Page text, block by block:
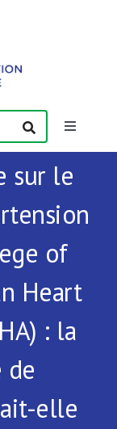
Toggle
sur le
of
Heart
: la
de
elle